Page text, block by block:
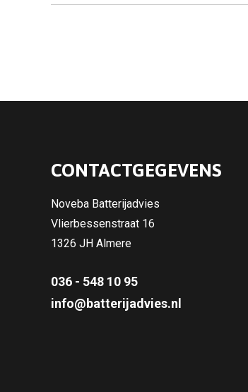
CONTACTGEGEVENS
Noveba Batterijadvies
Vlierbessenstraat 16
1326 JH Almere
036 - 548 10 95
info@batterijadvies.nl